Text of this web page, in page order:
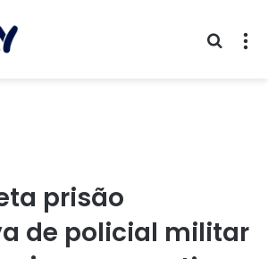
prisão
de policial militar